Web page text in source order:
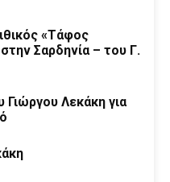
«Τάφος
Σαρδηνία – του Γ.
Λεκάκη για